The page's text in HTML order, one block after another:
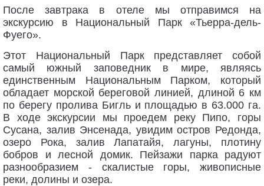
После завтрака в отеле мы отправимся на
экскурсию в Национальный Парк «Тьерра-дель-
Фуего».
Этот Национальный Парк представляет собой
самый южный заповедник в мире, являясь
единственным Национальным Парком, который
обладает морской береговой линией, длиной 6 км
по берегу пролива Бигль и площадью в 63.000 га.
В ходе экскурсии мы проедем реку Пипо, горы
Сусана, залив Энсенада, увидим остров Редонда,
озеро Рока, залив Лапатайя, лагуны, плотину
бобров и лесной домик. Пейзажи парка радуют
разнообразием - скалистые горы, живописные
реки, долины и озера.